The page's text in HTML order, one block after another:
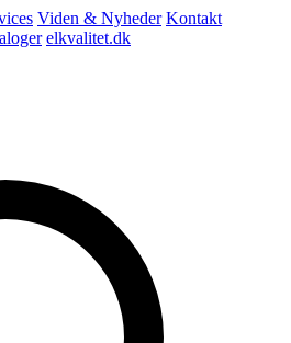
Viden & Nyheder Kontakt
elkvalitet.dk